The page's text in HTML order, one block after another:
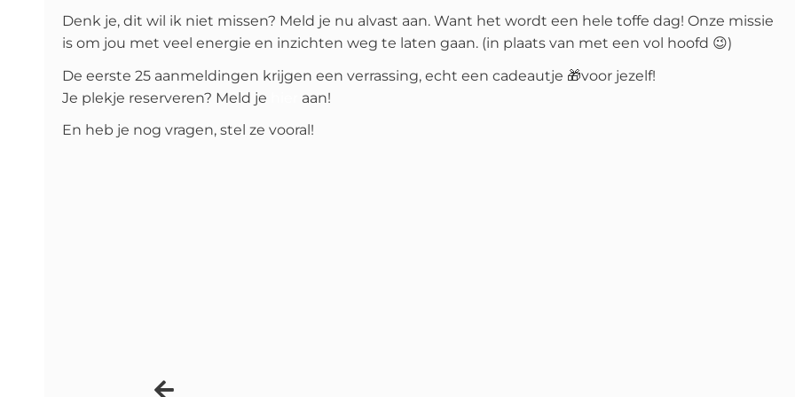
Denk je, dit wil ik niet missen? Meld je nu alvast aan. Want het wordt een hele toffe dag! Onze missie
is om jou met veel energie en inzichten weg te laten gaan. (in plaats van met een vol hoofd 😉)
De eerste 25 aanmeldingen krijgen een verrassing, echt een cadeautje 🎁voor jezelf!
Je plekje reserveren? Meld je
aan!
En heb je nog vragen, stel ze vooral!
Vorige